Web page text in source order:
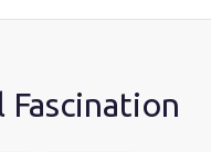
Fascination